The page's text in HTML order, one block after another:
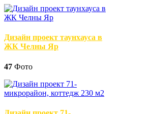
Дизайн проект таунхауса в
ЖК Челны Яр
47 Фото